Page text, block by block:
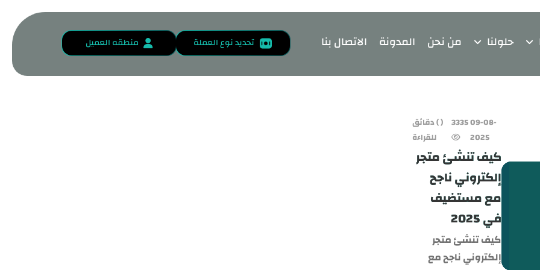
حلولنا من نحن المدونة الاتصال بنا تحديد نوع العملة منطقه العميل
09-08-
2025
3335 ( ) دقائق
للقراءة
كيف تنشئ متجر
إلكتروني ناجح
مع مستضيف
في 2025
كيف تنشئ متجر
إلكتروني ناجح مع